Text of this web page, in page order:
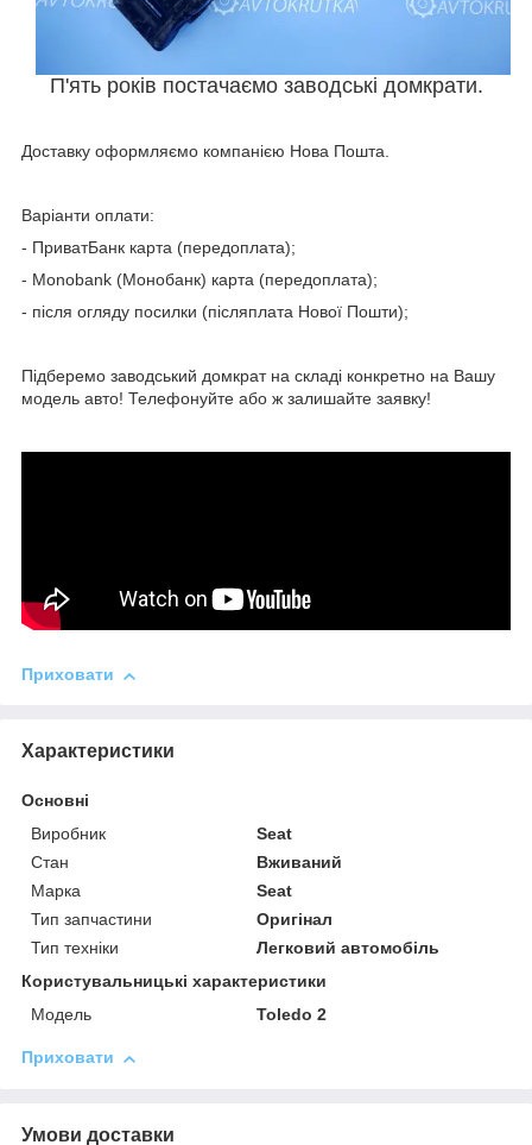
П'ять років постачаємо заводські домкрати.
Доставку оформляємо компанією Нова Пошта.
Варіанти оплати:
- ПриватБанк карта (передоплата);
- Мonobank (Монобанк) карта (передоплата);
- після огляду посилки (післяплата Нової Пошти);
Підберемо заводський домкрат на складі конкретно на Вашу
модель авто! Телефонуйте або ж залишайте заявку!
Приховати
Характеристики
Основні
Виробник
Seat
Стан
Вживаний
Марка
Seat
Тип запчастини
Оригінал
Тип техніки
Легковий автомобіль
Користувальницькі характеристики
Мoдель
Toledo 2
Приховати
Умови доставки